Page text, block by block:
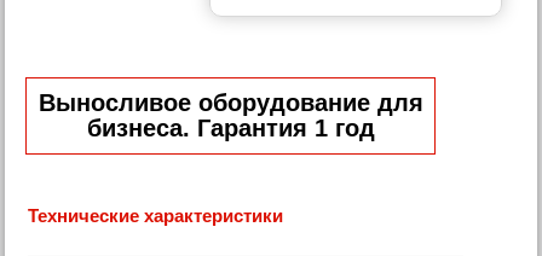
Выносливое оборудование для
бизнеса. Гарантия 1 год
Технические характеристики